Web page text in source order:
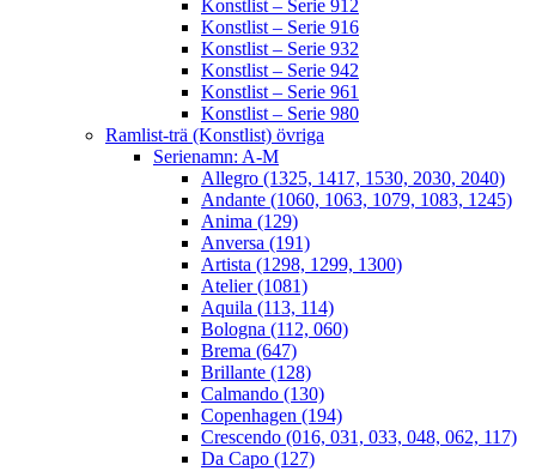
Konstlist – Serie 912
Konstlist – Serie 916
Konstlist – Serie 932
Konstlist – Serie 942
Konstlist – Serie 961
Konstlist – Serie 980
Ramlist-trä (Konstlist) övriga
Serienamn: A-M
Allegro (1325, 1417, 1530, 2030, 2040)
Andante (1060, 1063, 1079, 1083, 1245)
Anima (129)
Anversa (191)
Artista (1298, 1299, 1300)
Atelier (1081)
Aquila (113, 114)
Bologna (112, 060)
Brema (647)
Brillante (128)
Calmando (130)
Copenhagen (194)
Crescendo (016, 031, 033, 048, 062, 117)
Da Capo (127)